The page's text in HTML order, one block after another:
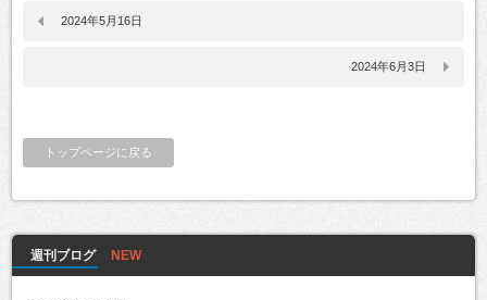
2024年5月16日
2024年6月3日
トップページに戻る
週刊ブログ